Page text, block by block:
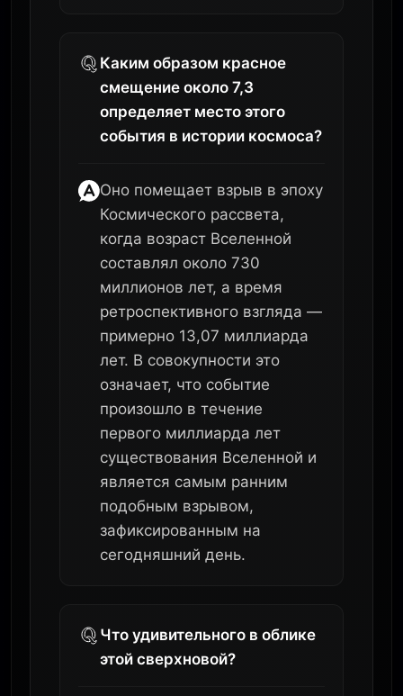
Каким образом красное
смещение около 7,3
определяет место этого
события в истории космоса?
Оно помещает взрыв в эпоху
Космического рассвета,
когда возраст Вселенной
составлял около 730
миллионов лет, а время
ретроспективного взгляда —
примерно 13,07 миллиарда
лет. В совокупности это
означает, что событие
произошло в течение
первого миллиарда лет
существования Вселенной и
является самым ранним
подобным взрывом,
зафиксированным на
сегодняшний день.
Что удивительного в облике
этой сверхновой?